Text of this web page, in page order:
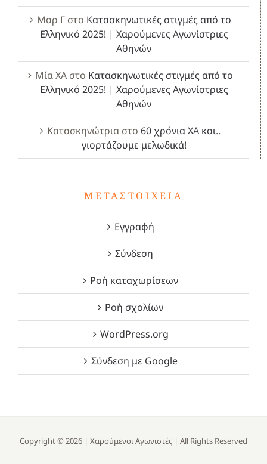
Μαρ Γστο Κατασκηνωτικές στιγμές από το
Ελληνικό 2025! | Χαρούμενες Αγωνίστριες
Αθηνών
Μία ΧΑστο Κατασκηνωτικές στιγμές από το
Ελληνικό 2025! | Χαρούμενες Αγωνίστριες
Αθηνών
Κατασκηνώτρια στο 60 χρόνια ΧΑ και..
γιορτάζουμε μελωδικά!
ΜΕΤΑΣΤΟΙΧΕΊΑ
Εγγραφή
Σύνδεση
Ροή καταχωρίσεων
Ροή σχολίων
WordPress.org
Σύνδεση με Google
Copyright © 2026 | Χαρούμενοι Αγωνιστές | All Rights Reserved